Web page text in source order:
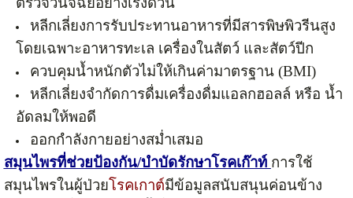
หลีกเลี่ยงการรับประทานอาหารที่มีสารพิษพิวรีนสูง
โดยเฉพาะอาหารทะเล เครื่องในสัตว์ และสัตว์ปีก
ควบคุมน้ำหนักตัวไม่ให้เกินค่ามาตรฐาน (BMI)
หลีกเลี่ยงจำกัดการดื่มเครื่องดื่มแอลกฮอลล์ หรือ น้ำ
อัดลมให้พอดี
ออกกำลังกายอย่างสม่ำเสมอ
สมุนไพรที่ช่วยป้องกัน/บำบัดรักษาโรคเก๊าท์ การใช้
สมุนไพรในผู้ป่วยโรคเกาต์มีข้อมูลสนับสนุนค่อนข้าง